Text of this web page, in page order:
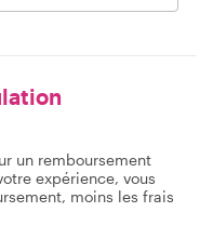
un remboursement
expérience, vous
moins les frais